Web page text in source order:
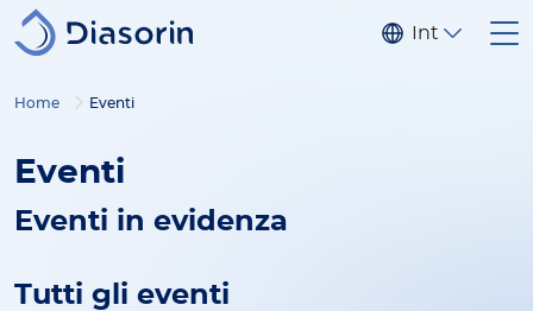
Salta al contenuto principale
Home Eventi
Eventi
Eventi in evidenza
Tutti gli eventi